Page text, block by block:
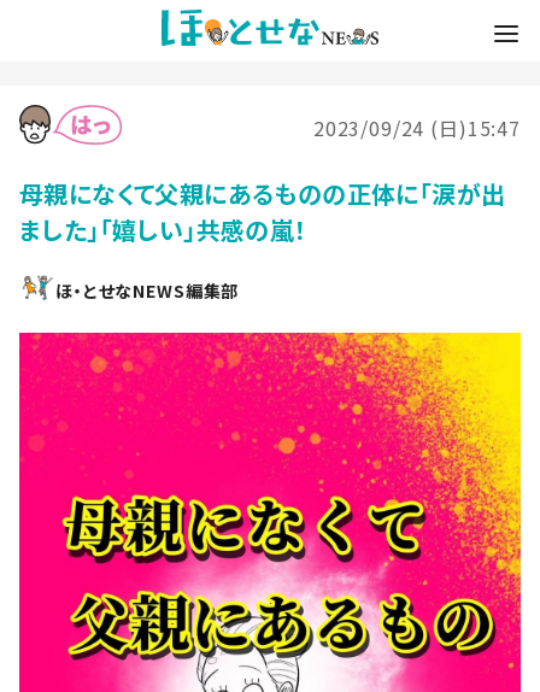
2023/09/24 (日)15:47
母親になくて父親にあるものの正体に「涙が出
ました」「嬉しい」共感の嵐！
ほ・とせなNEWS編集部